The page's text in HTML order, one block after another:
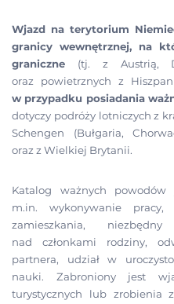
Wjazd na terytorium
granicy wewnętrznej, na
graniczne (tj. z Austrią,
oraz powietrznych z
w przypadku posiadania
dotyczy podróży lotniczych z
Schengen (Bułgaria,
oraz z Wielkiej Brytanii.
Katalog ważnych
m.in. wykonywanie
zamieszkania,
nad członkami rodziny,
partnera, udział w
nauki. Zabroniony jest
turystycznych lub zrobienia